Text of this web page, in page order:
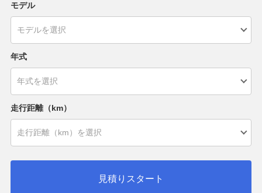
モデル
年式
走行距離（km）
見積りスタート